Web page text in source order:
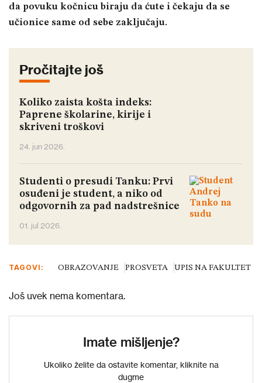
da povuku kočnicu biraju da ćute i čekaju da se
učionice same od sebe zaključaju.
Pročitajte još
Koliko zaista košta indeks:
Paprene školarine, kirije i
skriveni troškovi
24. jun 2026.
Studenti o presudi Tanku: Prvi
osuđeni je student, a niko od
odgovornih za pad nadstrešnice
01. jul 2026.
TAGOVI: OBRAZOVANJE PROSVETA UPIS NA FAKULTET
Još uvek nema komentara.
Imate mišljenje?
Ukoliko želite da ostavite komentar, kliknite na
dugme